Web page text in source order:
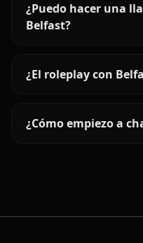
¿Puedo hacer una
Belfast?
¿El roleplay con
¿Cómo empiezo a